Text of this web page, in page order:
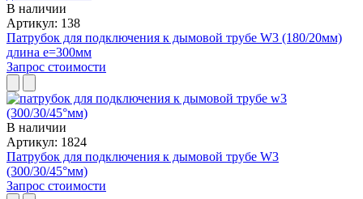
В наличии
Артикул: 138
Патрубок для подключения к дымовой трубе W3 (180/20мм)
длина е=300мм
Запрос стоимости
В наличии
Артикул: 1824
Патрубок для подключения к дымовой трубе W3
(300/30/45°мм)
Запрос стоимости